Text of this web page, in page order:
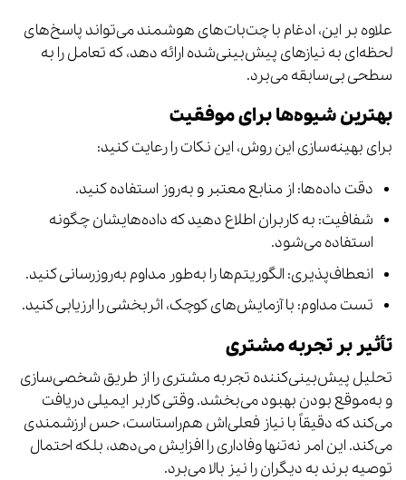
علاوه بر این، ادغام با چت‌بات‌های هوشمند می‌تواند پاسخ‌های
لحظه‌ای به نیازهای پیش‌بینی‌شده ارائه دهد، که تعامل را به
سطحی بی‌سابقه می‌برد.
بهترین شیوه‌ها برای موفقیت
برای بهینه‌سازی این روش، این نکات را رعایت کنید:
دقت داده‌ها: از منابع معتبر و به‌روز استفاده کنید.
شفافیت: به کاربران اطلاع دهید که داده‌هایشان چگونه
استفاده می‌شود.
انعطاف‌پذیری: الگوریتم‌ها را به‌طور مداوم به‌روزرسانی کنید.
تست مداوم: با آزمایش‌های کوچک، اثربخشی را ارزیابی کنید.
تأثیر بر تجربه مشتری
تحلیل پیش‌بینی‌کننده تجربه مشتری را از طریق شخصی‌سازی
و به‌موقع بودن بهبود می‌بخشد. وقتی کاربر ایمیلی دریافت
می‌کند که دقیقاً با نیاز فعلی‌اش هم‌راستاست، حس ارزشمندی
می‌کند. این امر نه‌تنها وفاداری را افزایش می‌دهد، بلکه احتمال
توصیه برند به دیگران را نیز بالا می‌برد.